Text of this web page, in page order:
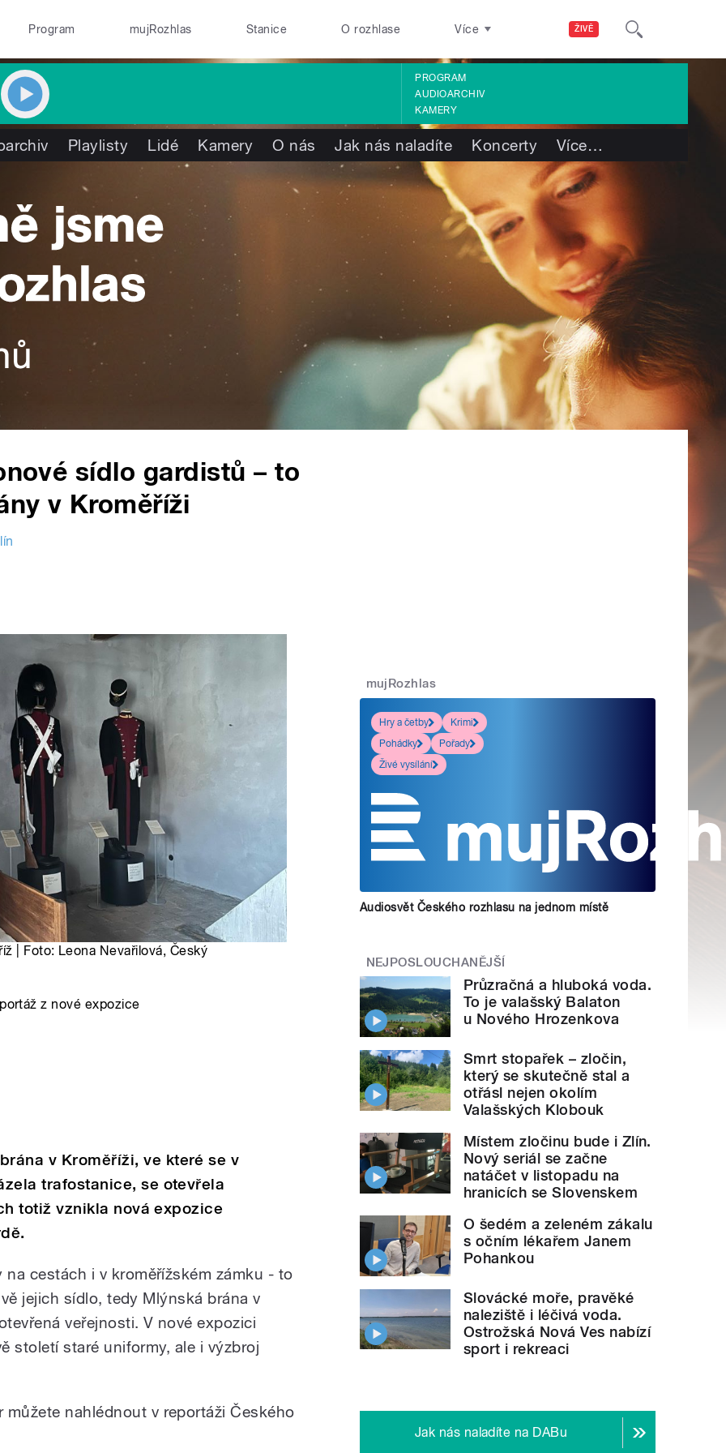
ŽIVĚ
Program mujRozhlas Stanice O rozhlase Více
PROGRAM
AUDIOARCHIV
KAMERY
Playlisty Lidé Kamery O nás Jak nás naladíte Koncerty Více…
sídlo gardistů – to
v Kroměříži
| Foto: Leona Nevařilová, Český
z nové expozice
v Kroměříži, ve které se v
trafostanice, se otevřela
totiž vznikla nová expozice
cestách i v kroměřížském zámku - to
jejich sídlo, tedy Mlýnská brána v
veřejnosti. V nové expozici
století staré uniformy, ale i výzbroj
nahlédnout v reportáži Českého
mujRozhlas
Hry a četby
Krimi
Pohádky
Pořady
Živé vysílání
Audiosvět Českého rozhlasu na jednom místě
NEJPOSLOUCHANĚJŠÍ
Průzračná a hluboká voda.
To je valašský Balaton
u Nového Hrozenkova
Smrt stopařek – zločin,
který se skutečně stal a
otřásl nejen okolím
Valašských Klobouk
Místem zločinu bude i Zlín.
Nový seriál se začne
natáčet v listopadu na
hranicích se Slovenskem
O šedém a zeleném zákalu
s očním lékařem Janem
Pohankou
Slovácké moře, pravěké
naleziště i léčivá voda.
Ostrožská Nová Ves nabízí
sport i rekreaci
Jak nás naladíte na DABu